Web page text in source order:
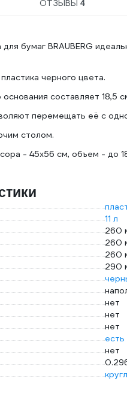
ОТЗЫВЫ 4
бумаг BRAUBERG
черного цвета.
составляет 18,5
перемещать её с
столом.
- 45х56 см, объем - до
11 л
260
260
260
290
нет
нет
нет
есть
нет